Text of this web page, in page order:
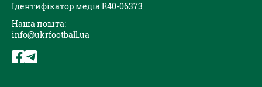
Ідентифікатор медіа R40-06373
Наша пошта:
info@ukrfootball.ua